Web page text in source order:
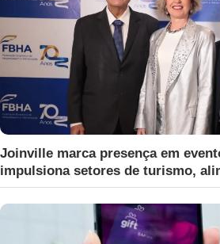
Joinville marca presença em
impulsiona setores de turismo,